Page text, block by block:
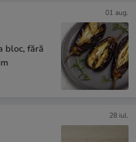
01 aug.
bloc, fără
28 iul.